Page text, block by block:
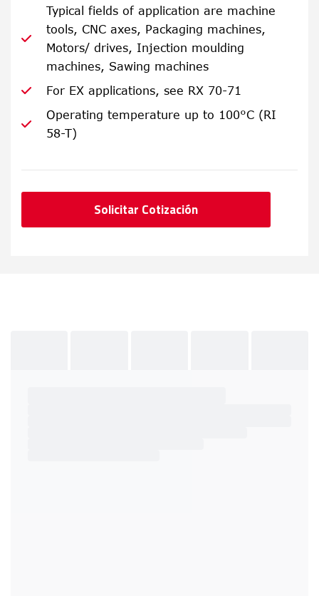
Typical fields of application are machine
tools, CNC axes, Packaging machines,
Motors/ drives, Injection moulding
machines, Sawing machines
For EX applications, see RX 70-71
Operating temperature up to 100°C (RI
58-T)
Solicitar Cotización